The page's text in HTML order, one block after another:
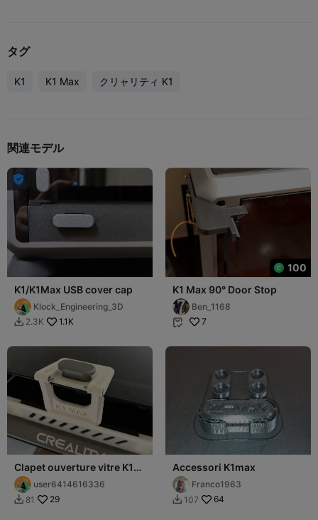
タグ
K1 K1 Max クリャリティ K1
関連モデル

K1/K1Max USB cover cap
Klock_Engineering_3D
 2.3K 1.1K
100
K1 Max 90° Door Stop
Ben_1168
 7
Clapet ouverture vitre K1
Max user6414616336
 81 29
Accessori K1max
Franco1963
 107 64